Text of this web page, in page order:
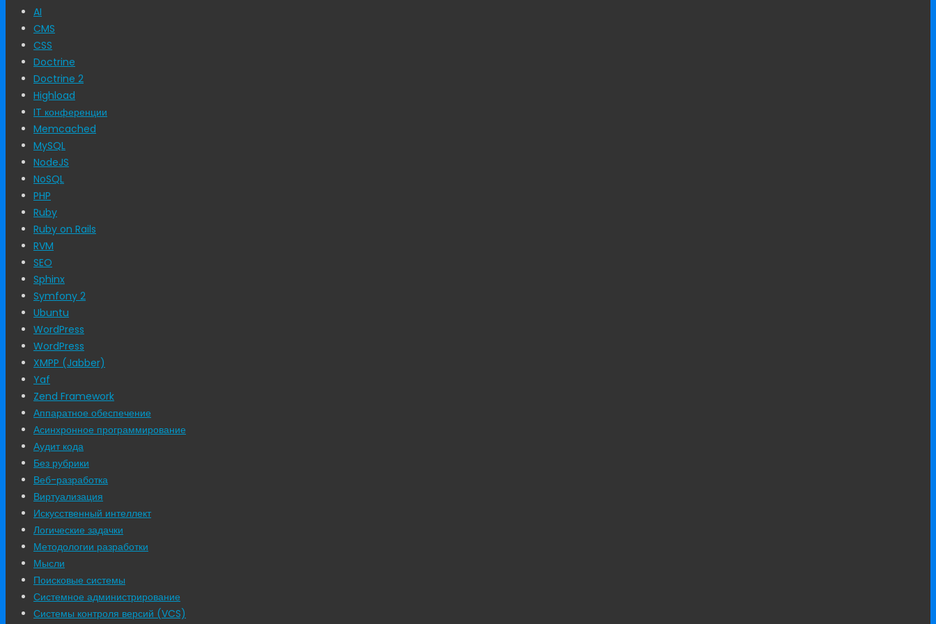
AI
CMS
CSS
Doctrine
Doctrine 2
Highload
IT конференции
Memcached
MySQL
NodeJS
NoSQL
PHP
Ruby
Ruby on Rails
RVM
SEO
Sphinx
Symfony 2
Ubuntu
WordPress
WordPress
XMPP (Jabber)
Yaf
Zend Framework
Аппаратное обеспечение
Асинхронное программирование
Аудит кода
Без рубрики
Веб-разработка
Виртуализация
Искусственный интеллект
Логические задачки
Методологии разработки
Мысли
Поисковые системы
Системное администрирование
Системы контроля версий (VCS)